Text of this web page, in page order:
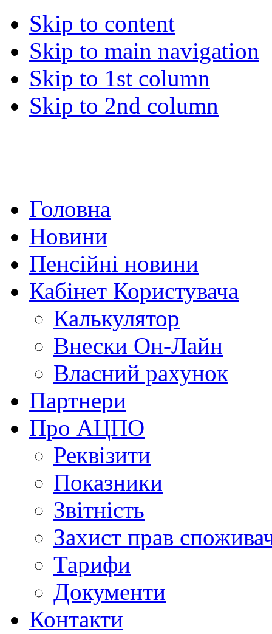
Skip to content
Skip to main navigation
Skip to 1st column
Skip to 2nd column
Головна
Новини
Пенсійні новини
Кабінет Користувача
Калькулятор
Внески Он-Лайн
Власний рахунок
Партнери
Про АЦПО
Реквізити
Показники
Звітність
Захист прав
Тарифи
Документи
Контакти